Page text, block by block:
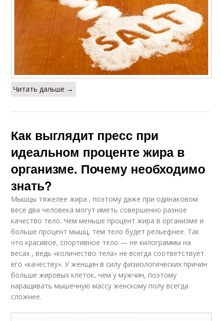
Читать дальше →
Как выглядит пресс при
идеальном проценте жира в
организме. Почему необходимо
знать?
Мышцы тяжелее жира , поэтому даже при одинаковом
весе два человека могут иметь совершенно разное
качество тело. Чем меньше процент жира в организме и
больше процент мышц, тем тело будет рельефнее. Так
что красивое, спортивное тело — не килограммы на
весах , ведь «количество тела» не всегда соответствует
его «качеству». У женщин в силу физиологических причин
больше жировых клеток, чем у мужчин, поэтому
наращивать мышечную массу женскому полу всегда
сложнее.